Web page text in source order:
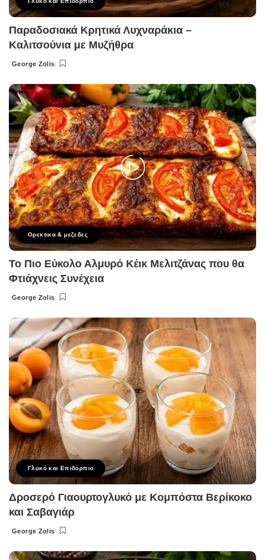
Παραδοσιακά Κρητικά Λυχναράκια –
Καλιτσούνια με Μυζήθρα
Posted
George Zolis
Ορεκτικα & μεζεδες
Το Πιο Εύκολο Αλμυρό Κέικ Μελιτζάνας που θα
Φτιάχνεις Συνέχεια
Posted
George Zolis
Γλυκό και Επιδόρπιο
Δροσερό Γιαουρτογλυκό με Κομπόστα Βερίκοκο
και Σαβαγιάρ
Posted
George Zolis